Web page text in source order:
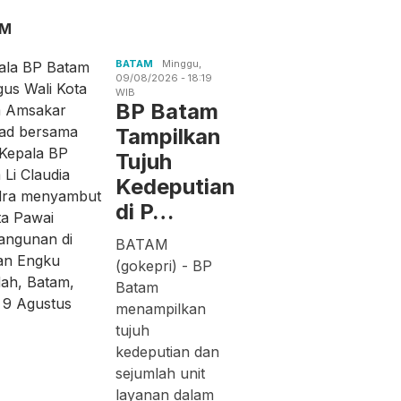
BATAM
Minggu,
09/08/2026 - 18:19
WIB
BP Batam
Tampilkan
Tujuh
Kedeputian
di P…
BATAM
(gokepri) - BP
Batam
menampilkan
tujuh
kedeputian dan
sejumlah unit
layanan dalam